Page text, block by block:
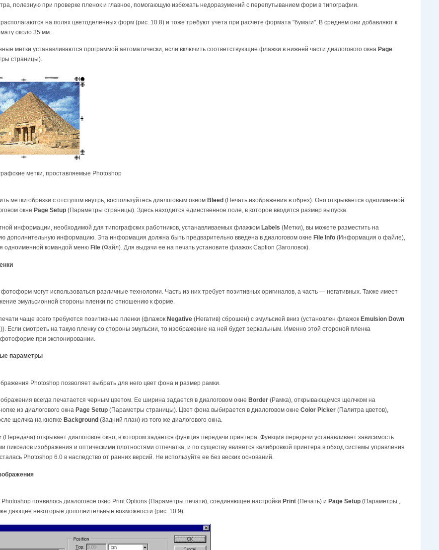
полезную при проверке пленок и главное, помогающую избежать недоразумений с перепутыванием форм в типографии.
на полях цветоделенных форм (рис. 10.8) и тоже требуют учета при расчете формата "бумаги". В среднем они добавляют к
около 35 мм.
метки устанавливаются программой автоматически, если включить соответствующие флажки в нижней части диалогового окна Page
страницы).
метки, проставляемые Photoshop
метки обрезки с отступом внутрь, воспользуйтесь диалоговым окном Bleed (Печать изображения в обрез). Оно открывается одноименной
окне Page Setup (Параметры страницы). Здесь находится единственное поле, в которое вводится размер выпуска.
информации, необходимой для типографских работников, устанавливаемых флажком Labels (Метки), вы можете разместить на
дополнительную информацию. Эта информация должна быть предварительно введена в диалоговом окне File Info (Информация о файле),
одноименной командой меню File (Файл). Для выдачи ее на печать установите флажок Caption (Заголовок).
могут использоваться различные технологии. Часть из них требует позитивных оригиналов, а часть — негативных. Также имеет
эмульсионной стороны пленки по отношению к форме.
чаще всего требуются позитивные пленки (флажок Negative (Негатив) сброшен) с эмульсией вниз (установлен флажок Emulsion Down
Если смотреть на такую пленку со стороны эмульсии, то изображение на ней будет зеркальным. Именно этой стороной пленка
при экспонировании.
параметры
Photoshop позволяет выбрать для него цвет фона и размер рамки.
всегда печатается черным цветом. Ее ширина задается в диалоговом окне Border (Рамка), открывающемся щелчком на
из диалогового окна Page Setup (Параметры страницы). Цвет фона выбирается в диалоговом окне Color Picker (Палитра цветов),
щелчка на кнопке Background (Задний план) из того же диалогового окна.
(Передача) открывает диалоговое окно, в котором задается функция передачи принтера. Функция передачи устанавливает зависимость
пикселов изображения и оптическими плотностями отпечатка, и по существу является калибровкой принтера в обход системы управления
Photoshop 6.0 в наследство от ранних версий. Не используйте ее без веских оснований.
Photoshop появилось диалоговое окно Print Options (Параметры печати), соединяющее настройки Print (Печать) и Page Setup (Параметры ,
дающее некоторые дополнительные возможности (рис. 10.9).